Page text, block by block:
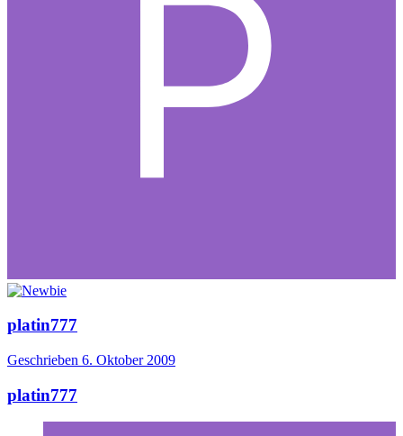
platin777
Geschrieben 6. Oktober 2009
platin777